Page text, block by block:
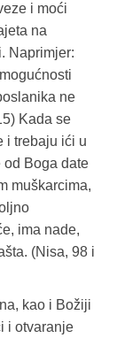
i moći
na
Naprimjer:
ne
Kada se
i trebaju ići u
od Boga date
muškarcima,
ima nade,
(Nisa, 98 i
kao i Božiji
i otvaranje